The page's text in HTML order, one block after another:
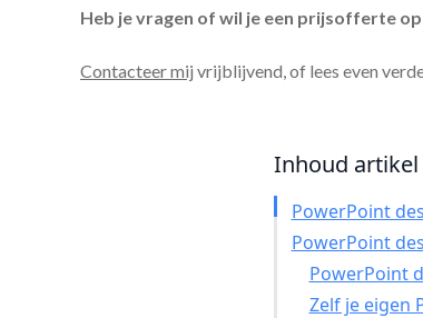
Heb je vragen of wil je een prijsofferte
Contacteer mij vrijblijvend, of lees even
Inhoud artikel
PowerPoint
PowerPoint
PowerPoint
Zelf je eigen